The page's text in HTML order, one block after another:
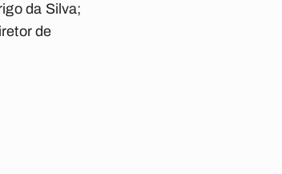
da Silva;
de